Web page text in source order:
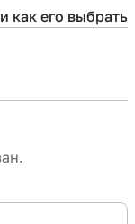
как его выбрать